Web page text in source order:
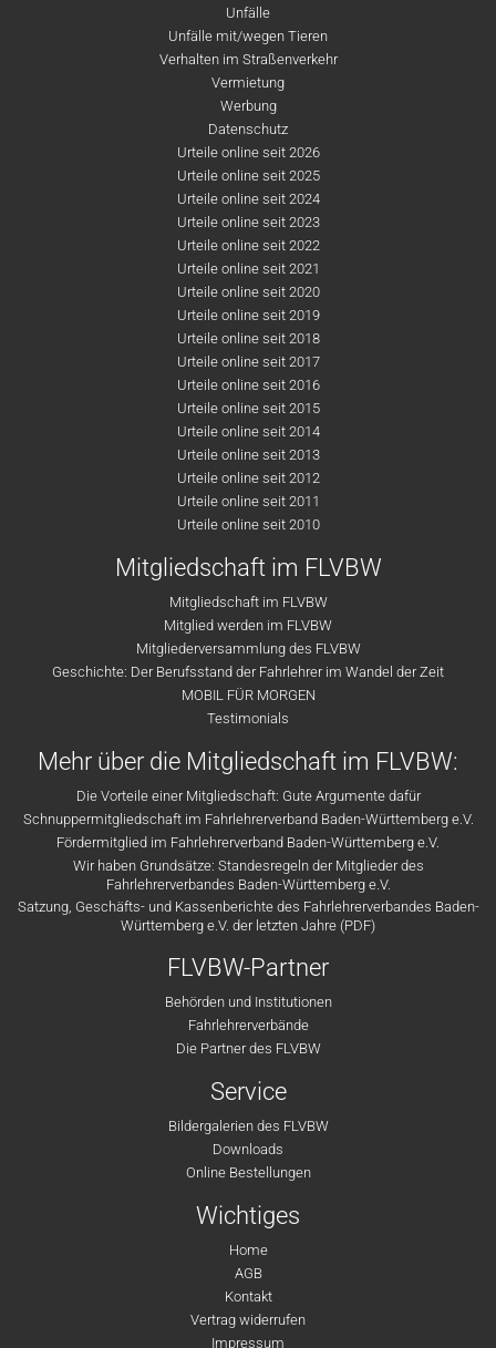
Unfälle
Unfälle mit/wegen Tieren
Verhalten im Straßenverkehr
Vermietung
Werbung
Datenschutz
Urteile online seit 2026
Urteile online seit 2025
Urteile online seit 2024
Urteile online seit 2023
Urteile online seit 2022
Urteile online seit 2021
Urteile online seit 2020
Urteile online seit 2019
Urteile online seit 2018
Urteile online seit 2017
Urteile online seit 2016
Urteile online seit 2015
Urteile online seit 2014
Urteile online seit 2013
Urteile online seit 2012
Urteile online seit 2011
Urteile online seit 2010
Mitgliedschaft im FLVBW
Mitgliedschaft im FLVBW
Mitglied werden im FLVBW
Mitgliederversammlung des FLVBW
Geschichte: Der Berufsstand der Fahrlehrer im Wandel der Zeit
MOBIL FÜR MORGEN
Testimonials
Mehr über die Mitgliedschaft im FLVBW:
Die Vorteile einer Mitgliedschaft: Gute Argumente dafür
Schnuppermitgliedschaft im Fahrlehrerverband Baden-Württemberg e.V.
Fördermitglied im Fahrlehrerverband Baden-Württemberg e.V.
Wir haben Grundsätze: Standesregeln der Mitglieder des
Fahrlehrerverbandes Baden-Württemberg e.V.
Satzung, Geschäfts- und Kassenberichte des Fahrlehrerverbandes Baden-
Württemberg e.V. der letzten Jahre (PDF)
FLVBW-Partner
Behörden und Institutionen
Fahrlehrerverbände
Die Partner des FLVBW
Service
Bildergalerien des FLVBW
Downloads
Online Bestellungen
Wichtiges
Home
AGB
Kontakt
Vertrag widerrufen
Impressum